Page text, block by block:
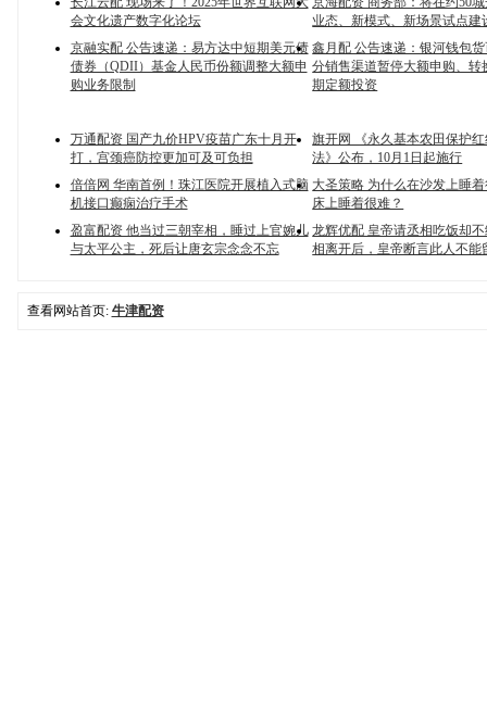
会文化遗产数字化论坛
业态、新模式、新场景试点建
京融实配 公告速递：易方达中短期美元债
债券（QDII）基金人民币份额调整大额申
购业务限制
鑫月配 公告速递：银河钱包
分销售渠道暂停大额申购、转
期定额投资
万通配资 国产九价HPV疫苗广东十月开
打，宫颈癌防控更加可及可负担
旗开网 《永久基本农田保护
法》公布，10月1日起施行
倍倍网 华南首例！珠江医院开展植入式脑
机接口癫痫治疗手术
大圣策略 为什么在沙发上睡
床上睡着很难？
盈富配资 他当过三朝宰相，睡过上官婉儿
与太平公主，死后让唐玄宗念念不忘
龙辉优配 皇帝请丞相吃饭却
相离开后，皇帝断言此人不能
查看网站首页: 牛津配资